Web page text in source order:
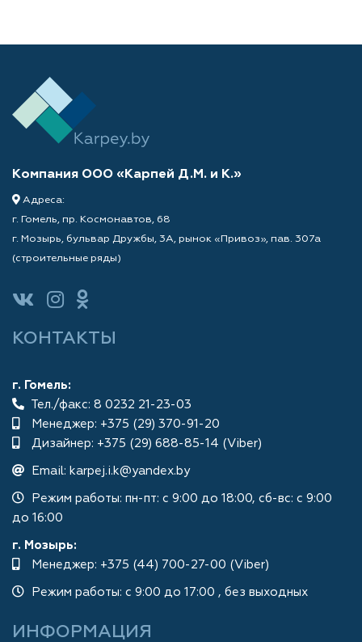
Компания ООО «Карпей Д.М. и К.»
Адреса:
г. Гомель, пр. Космонавтов, 68
г. Мозырь, бульвар Дружбы, 3А, рынок «Привоз», пав. 307а
(строительные ряды)
КОНТАКТЫ
г. Гомель:
Тел./факс: 8 0232 21-23-03
Менеджер: +375 (29) 370-91-20
Дизайнер: +375 (29) 688-85-14 (Viber)
Email: karpej.i.k@yandex.by
Режим работы: пн-пт: с 9:00 до 18:00, сб-вс: с 9:00
до 16:00
г. Мозырь:
Менеджер: +375 (44) 700-27-00 (Viber)
Режим работы: с 9:00 до 17:00 , без выходных
ИНФОРМАЦИЯ